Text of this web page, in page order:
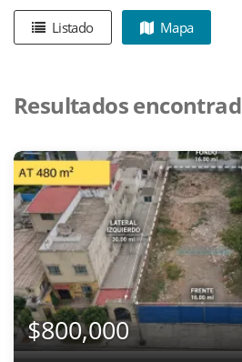
Listado Mapa
Resultados
$800,000